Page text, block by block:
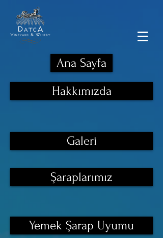
Ana Sayfa
Hakkımızda
Galeri
Şaraplarımız
Yemek Şarap Uyumu